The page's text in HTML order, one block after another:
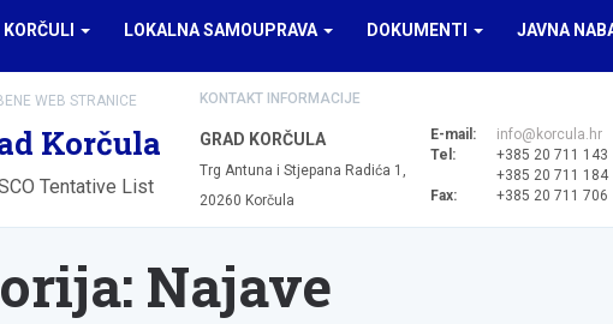
KORČULI LOKALNA SAMOUPRAVA DOKUMENTI JAVNA
WEB STRANICE
Korčula
Tentative List
KONTAKT INFORMACIJE
GRAD KORČULA
Trg Antuna i Stjepana Radića 1,
20260 Korčula
E-mail:
info@korcula.hr
Tel:
+385 20 711 143
+385 20 711 184
Fax:
+385 20 711 706
Najave